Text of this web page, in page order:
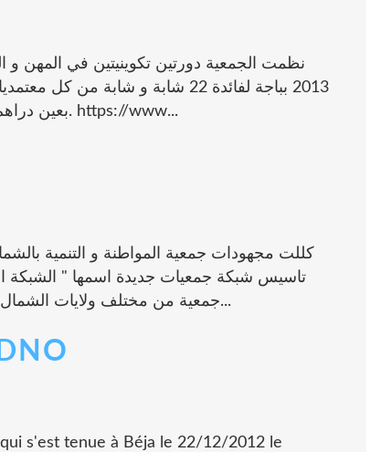
بعين دراهم لفائدة 22 شابة و شاب من معتديات ولاية سليانة. https://www...
جمعية من مختلف ولايات الشمال الغربي طيلة ايام 11 و 12 و 13 جانفي 2013 و تم...
s'est tenue à Béja le 22/12/2012 le